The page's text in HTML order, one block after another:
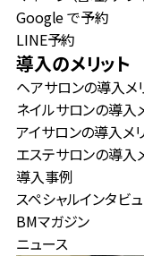
Google で予約
LINE予約
導入のメリット
ヘアサロンの導入メ
ネイルサロンの導入
アイサロンの導入メ
エステサロンの導入
導入事例
スペシャルインタビ
BMマガジン
ニュース